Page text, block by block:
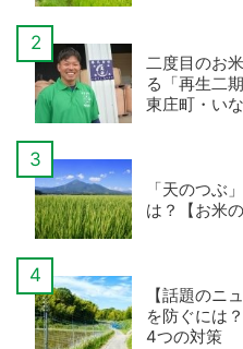
二度目のお
る「再生二
東庄町・い
「天のつぶ
は？【お米
【話題のニ
を防ぐには
4つの対策